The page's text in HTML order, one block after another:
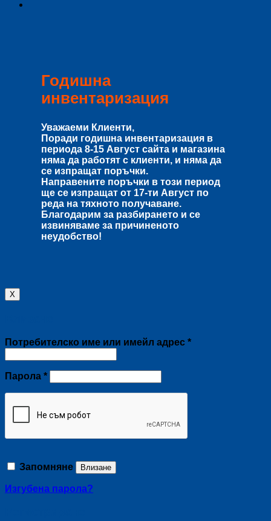
Годишна
инвентаризация
Уважаеми Клиенти,
Поради годишна инвентаризация в
периода 8-15 Август сайта и магазина
няма да работят с клиенти, и няма да
се изпращат поръчки.
Направените поръчки в този период
ще се изпращат от 17-ти Август по
реда на тяхното получаване.
Благодарим за разбирането и се
извиняваме за причиненото
неудобство!
X
Потребителско име или имейл адрес *Задължително
Парола *Задължително
Запомняне Влизане
Изгубена парола?